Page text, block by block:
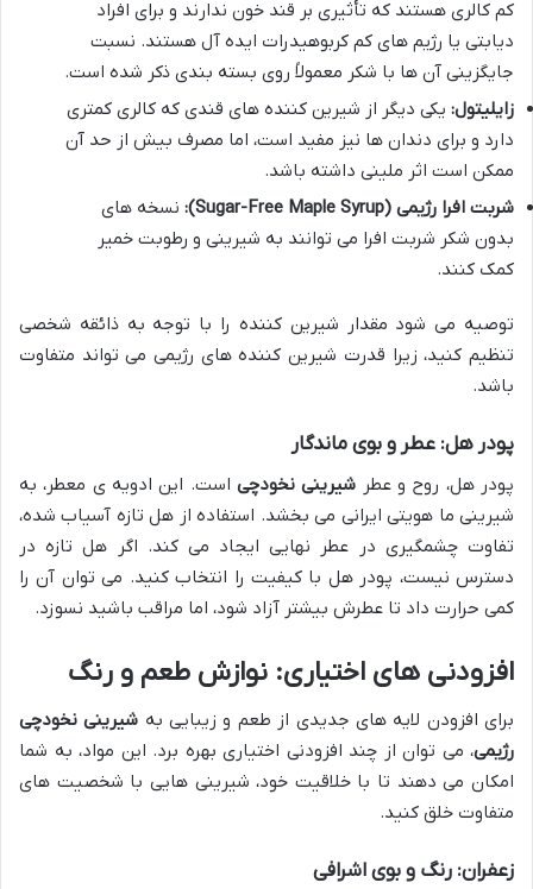
کم کالری هستند که تأثیری بر قند خون ندارند و برای افراد
دیابتی یا رژیم های کم کربوهیدرات ایده آل هستند. نسبت
جایگزینی آن ها با شکر معمولاً روی بسته بندی ذکر شده است.
زایلیتول: یکی دیگر از شیرین کننده های قندی که کالری کمتری
دارد و برای دندان ها نیز مفید است، اما مصرف بیش از حد آن
ممکن است اثر ملینی داشته باشد.
شربت افرا رژیمی (Sugar-Free Maple Syrup):
نسخه های
بدون شکر شربت افرا می توانند به شیرینی و رطوبت خمیر
کمک کنند.
توصیه می شود مقدار شیرین کننده را با توجه به ذائقه شخصی
تنظیم کنید، زیرا قدرت شیرین کننده های رژیمی می تواند متفاوت
باشد.
پودر هل: عطر و بوی ماندگار
پودر هل، روح و عطر شیرینی نخودچی است. این ادویه ی معطر، به
شیرینی ما هویتی ایرانی می بخشد. استفاده از هل تازه آسیاب شده،
تفاوت چشمگیری در عطر نهایی ایجاد می کند. اگر هل تازه در
دسترس نیست، پودر هل با کیفیت را انتخاب کنید. می توان آن را
کمی حرارت داد تا عطرش بیشتر آزاد شود، اما مراقب باشید نسوزد.
افزودنی های اختیاری: نوازش طعم و رنگ
برای افزودن لایه های جدیدی از طعم و زیبایی به شیرینی نخودچی
رژیمی، می توان از چند افزودنی اختیاری بهره برد. این مواد، به شما
امکان می دهند تا با خلاقیت خود، شیرینی هایی با شخصیت های
متفاوت خلق کنید.
زعفران: رنگ و بوی اشرافی